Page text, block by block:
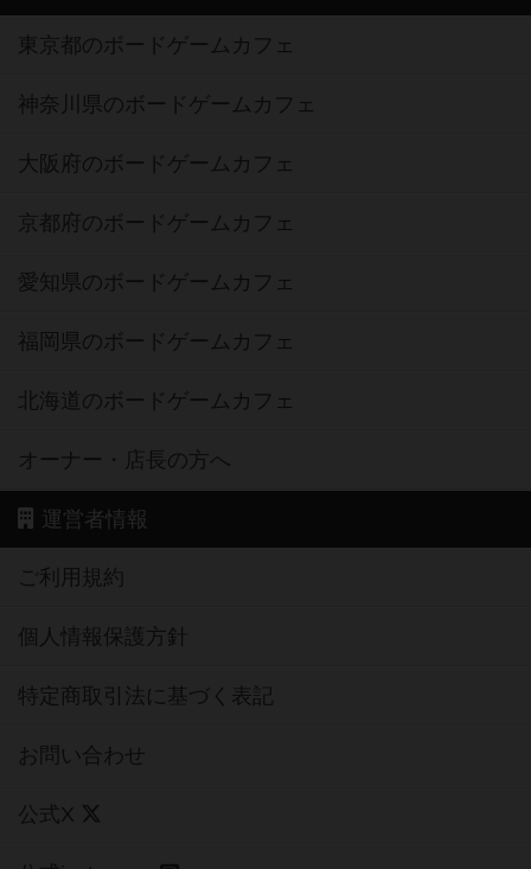
東京都のボードゲームカフェ
神奈川県のボードゲームカフェ
大阪府のボードゲームカフェ
京都府のボードゲームカフェ
愛知県のボードゲームカフェ
福岡県のボードゲームカフェ
北海道のボードゲームカフェ
オーナー・店長の方へ
運営者情報
ご利用規約
個人情報保護方針
特定商取引法に基づく表記
お問い合わせ
公式X